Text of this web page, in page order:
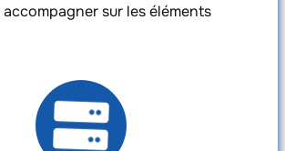
accompagner sur les éléments